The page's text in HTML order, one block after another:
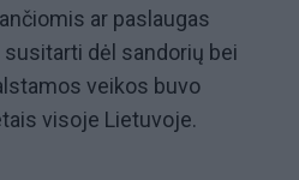
ar paslaugas
dėl sandorių bei
veikos buvo
visoje Lietuvoje.